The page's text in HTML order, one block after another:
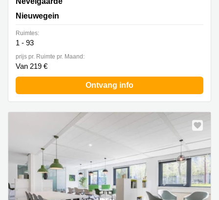
Nieuwegein
Ruimtes:
1 - 93
prijs pr. Ruimte pr. Maand:
Van 219 €
Ontvang info